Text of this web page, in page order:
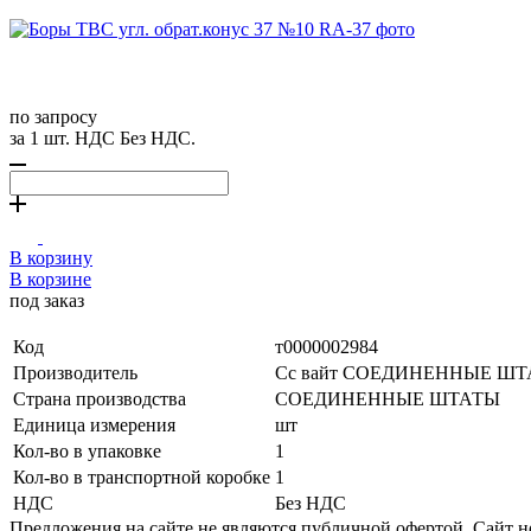
по запросу
за 1 шт. НДС Без НДС.
В корзину
В корзине
под заказ
Код
т0000002984
Производитель
Сс вайт СОЕДИНЕННЫЕ
Страна производства
СОЕДИНЕННЫЕ ШТАТЫ
Единица измерения
шт
Кол-во в упаковке
1
Кол-во в транспортной коробке 1
НДС
Без НДС